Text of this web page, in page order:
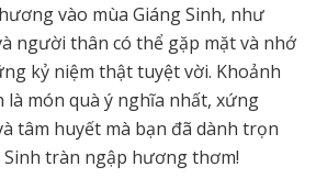
vào mùa Giáng Sinh, như
người thân có thể gặp mặt và nhớ
kỷ niệm thật tuyệt vời. Khoảnh
là món quà ý nghĩa nhất, xứng
tâm huyết mà bạn đã dành trọn
Sinh tràn ngập hương thơm!